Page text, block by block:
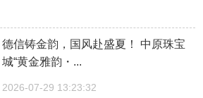
德信铸金韵，国风赴盛夏！ 中原珠宝
城“黄金雅韵・...
2026-07-29 13:23:32